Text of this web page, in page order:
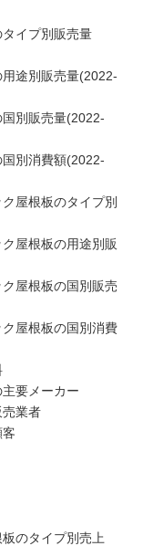
タイプ別販売量
用途別販売量(2022-
国別販売量(2022-
国別消費額(2022-
屋根板のタイプ別
屋根板の用途別販
屋根板の国別販売
屋根板の国別消費
要メーカー
売業者
のタイプ別売上